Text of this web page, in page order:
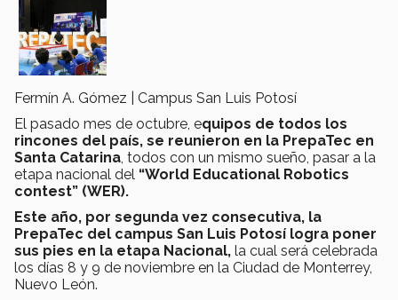
Fermín A. Gómez | Campus San Luis Potosí
El pasado mes de octubre, equipos de todos los
rincones del país, se reunieron en la PrepaTec en
Santa Catarina , todos con un mismo sueño, pasar a la
etapa nacional del “World Educational Robotics
contest” (WER).
Este año, por segunda vez consecutiva, la
PrepaTec del campus San Luis Potosí logra poner
sus pies en la etapa Nacional, la cual será celebrada
los días 8 y 9 de noviembre en la Ciudad de Monterrey,
Nuevo León.